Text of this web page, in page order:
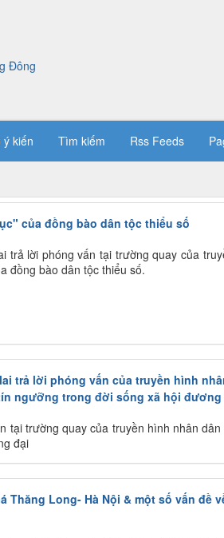
ý kiến Tìm kiếm Rss Feeds
của đồng bào dân tộc thiểu số
trả lời phóng vấn tại trường quay của
đồng bào dân tộc thiểu số.
trả lời phóng vấn của truyền hình
ngưỡng trong đời sống xã hội đương
tại trường quay của truyền hình nhân
đại
Thăng Long- Hà Nội & một số vấn đề